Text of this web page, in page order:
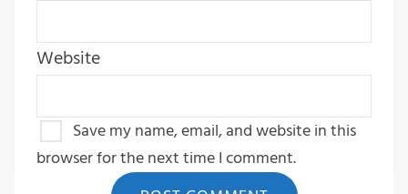
Website
Save my name, email, and website in this
browser for the next time I comment.